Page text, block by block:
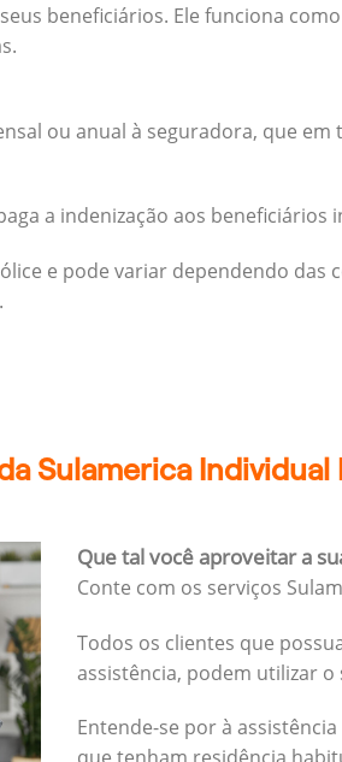
beneficiários. Ele funciona
ou anual à seguradora, que
a indenização aos beneficiários
e pode variar dependendo
Sulamerica
Que tal você aproveitar a
Conte com os serviços
Todos os clientes que
assistência, podem utilizar o
Entende-se por à